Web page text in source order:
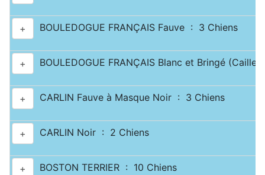
+ BOULEDOGUE FRANÇAIS Fauve : 3 Chiens
+ BOULEDOGUE FRANÇAIS Blanc et Bringé
+ CARLIN Fauve à Masque Noir : 3 Chiens
+ CARLIN Noir : 2 Chiens
+ BOSTON TERRIER : 10 Chiens